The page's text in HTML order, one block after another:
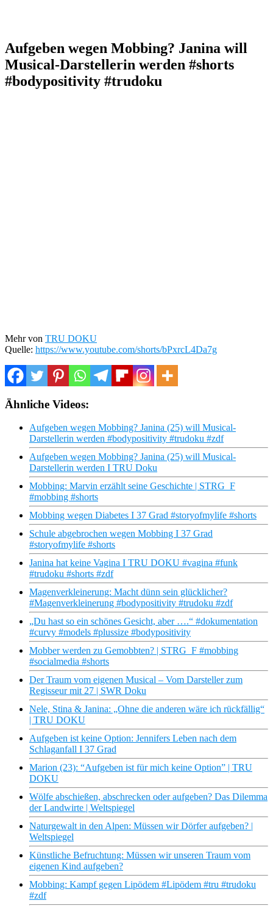
Aufgeben wegen Mobbing? Janina will
Musical-Darstellerin werden #shorts
#bodypositivity #trudoku
Mehr von TRU DOKU
Quelle: https://www.youtube.com/shorts/bPxrcL4Da7g
Ähnliche Videos:
Aufgeben wegen Mobbing? Janina (25) will Musical-
Darstellerin werden #bodypositivity #trudoku #zdf
Aufgeben wegen Mobbing? Janina (25) will Musical-
Darstellerin werden I TRU Doku
Mobbing: Marvin erzählt seine Geschichte | STRG_F
#mobbing #shorts
Mobbing wegen Diabetes I 37 Grad #storyofmylife #shorts
Schule abgebrochen wegen Mobbing I 37 Grad
#storyofmylife #shorts
Janina hat keine Vagina I TRU DOKU #vagina #funk
#trudoku #shorts #zdf
Magenverkleinerung: Macht dünn sein glücklicher?
#Magenverkleinerung #bodypositivity #trudoku #zdf
„Du hast so ein schönes Gesicht, aber ….“ #dokumentation
#curvy #models #plussize #bodypositivity
Mobber werden zu Gemobbten? | STRG_F #mobbing
#socialmedia #shorts
Der Traum vom eigenen Musical – Vom Darsteller zum
Regisseur mit 27 | SWR Doku
Nele, Stina & Janina: „Ohne die anderen wäre ich rückfällig“
| TRU DOKU
Aufgeben ist keine Option: Jennifers Leben nach dem
Schlaganfall I 37 Grad
Marion (23): “Aufgeben ist für mich keine Option” | TRU
DOKU
Wölfe abschießen, abschrecken oder aufgeben? Das Dilemma
der Landwirte | Weltspiegel
Naturgewalt in den Alpen: Müssen wir Dörfer aufgeben? |
Weltspiegel
Künstliche Befruchtung: Müssen wir unseren Traum vom
eigenen Kind aufgeben?
Mobbing: Kampf gegen Lipödem #Lipödem #tru #trudoku
#zdf